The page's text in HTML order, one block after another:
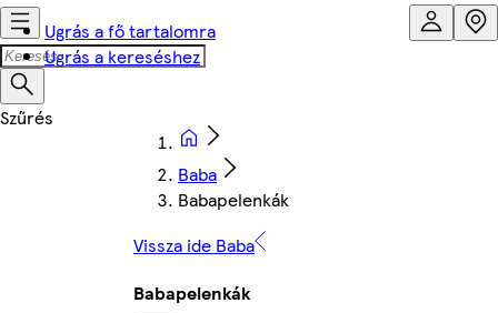
Ugrás a fő tartalomra
Ugrás a kereséshez
Baba
Babapelenkák
Vissza ide Baba
Babapelenkák